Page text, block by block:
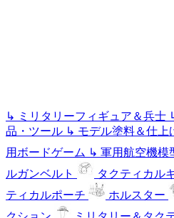
↳ ミリタリーフィギュア＆兵士
品・ツール ↳ モデル塗料＆仕上
用ボードゲーム ↳ 軍用航空機模
ルガンベルト
タクティカル
ティカルポーチ
ホルスター